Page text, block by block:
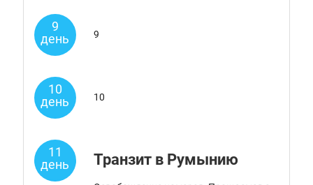
9
день
9
10
день
10
11
день
Транзит в Румынию